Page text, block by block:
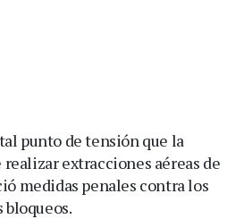
punto de tensión que la
extracciones aéreas de
medidas penales contra los
bloqueos.